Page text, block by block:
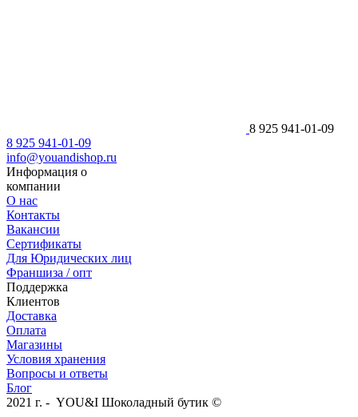
8 925 941-01-09
8 925 941-01-09
info@youandishop.ru
Информация о
компании
О нас
Контакты
Вакансии
Сертификаты
Для Юридических лиц
Франшиза / опт
Поддержка
Клиентов
Доставка
Оплата
Магазины
Условия хранения
Вопросы и ответы
Блог
2021 г. - YOU&I Шоколадный бутик ©